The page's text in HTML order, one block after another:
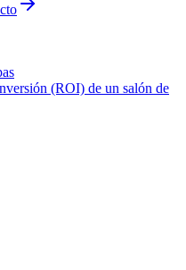
(ROI) de un salón de